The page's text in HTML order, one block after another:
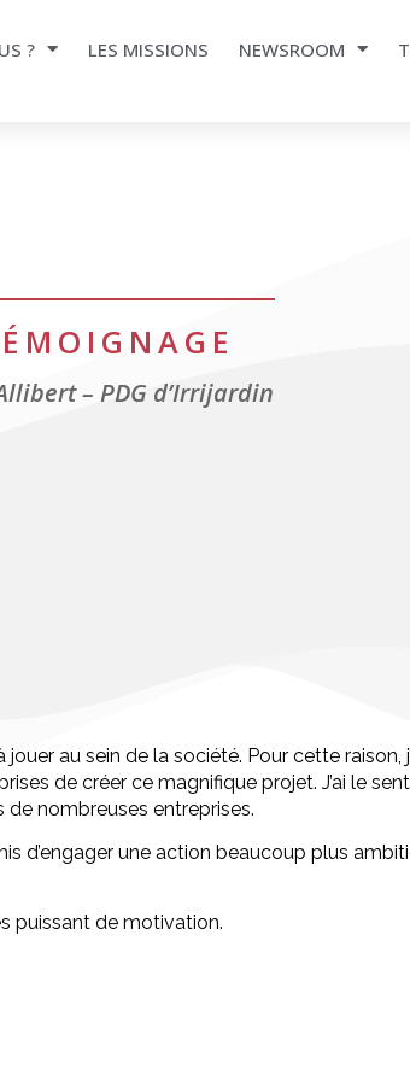
? LES MISSIONS NEWSROOM
– PDG d’Irrijardin
au sein de la société. Pour cette raison,
de créer ce magnifique projet. J’ai le
nombreuses entreprises.
d’engager une action beaucoup plus
puissant de motivation.